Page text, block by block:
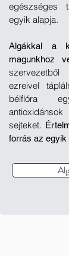
egészséges
egyik alapja.
Algákkal a
magunkhoz
ezreivel
bélflóra
sejteket.
forrás az egyik